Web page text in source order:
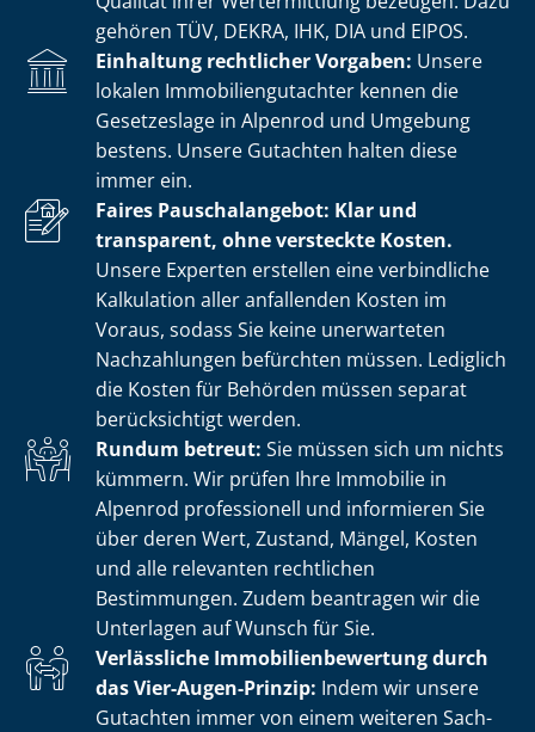
gehören TÜV, DEKRA, IHK, DIA und EIPOS.
Einhaltung rechtlicher Vorgaben: Unsere
lokalen Im­mo­bi­li­en­gut­ach­ter kennen die
Gesetzeslage in Alpenrod und Umgebung
bestens. Unsere Gutachten halten diese
immer ein.
Faires Pauschalangebot: Klar und
transparent, ohne versteckte Kosten.
Unsere Experten erstellen eine verbindliche
Kalkulation aller anfallenden Kosten im
Voraus, sodass Sie keine unerwarteten
Nachzahlungen befürchten müssen. Lediglich
die Kosten für Behörden müssen separat
berücksichtigt werden.
Rundum betreut: Sie müssen sich um nichts
kümmern. Wir prüfen Ihre Immobilie in
Alpenrod professionell und informieren Sie
über deren Wert, Zustand, Mängel, Kosten
und alle relevanten rechtlichen
Bestimmungen. Zudem beantragen wir die
Unterlagen auf Wunsch für Sie.
Verlässliche Im­mo­bi­li­en­be­wer­tung durch
das Vier-Augen-Prinzip: Indem wir unsere
Gutachten immer von einem weiteren Sach­